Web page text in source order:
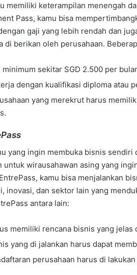
memiliki keterampilan menengah
Pass, kamu bisa
gaji yang lebih rendah dan
di berikan oleh perusahaan.
minimum sekitar SGD 2.500 per
dengan kualifikasi diploma atau
yang merekrut harus
yang ingin membuka bisnis
untuk wirausahawan asing yang
kamu bisa menjalankan
inovasi, dan sektor lain yang
antara lain:
memiliki rencana bisnis yang jelas
yang di jalankan harus dapat
perusahaan harus di